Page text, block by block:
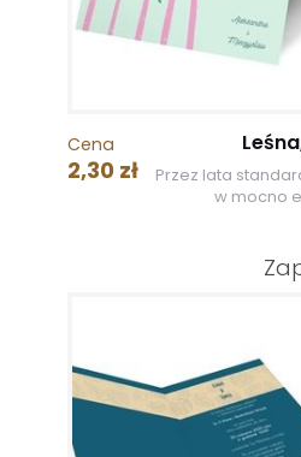
Cena
2,30 zł
Przez lata
w mocno